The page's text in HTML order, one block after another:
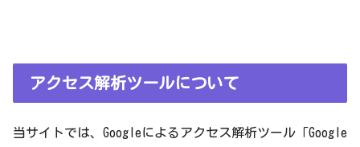
アクセス解析ツールについて
当サイトでは、Googleによるアクセス解析ツール「Google